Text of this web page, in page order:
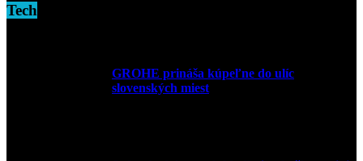
Tech
GROHE prináša kúpeľne do ulíc
slovenských miest